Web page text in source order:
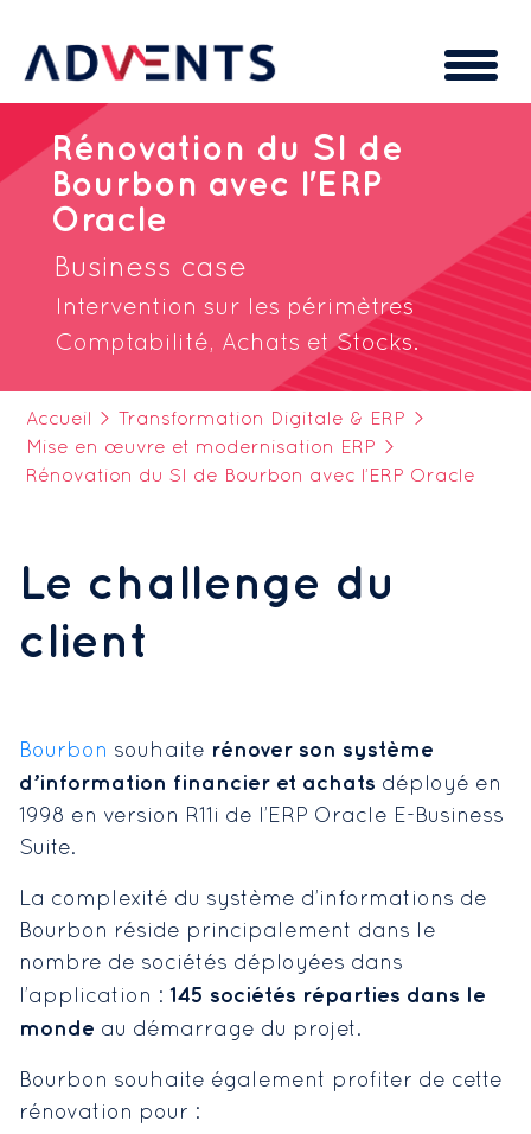
Rénovation du SI de
Bourbon avec l'ERP
Oracle
Business case
Intervention sur les périmètres
Comptabilité, Achats et Stocks.
Accueil > Transformation Digitale & ERP
>
Mise en œuvre et modernisation ERP
>
Rénovation du SI de Bourbon avec l’ERP Oracle
Le challenge du
client
Bourbon souhaite rénover son système
d’information financier et achats déployé en
1998 en version R11i de l’ERP Oracle E-Business
Suite.
La complexité du système d’informations de
Bourbon réside principalement dans le
nombre de sociétés déployées dans
l’application : 145 sociétés réparties dans le
monde au démarrage du projet.
Bourbon souhaite également profiter de cette
rénovation pour :